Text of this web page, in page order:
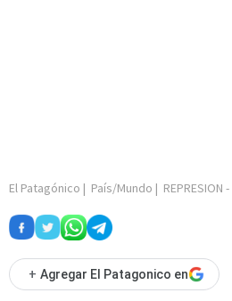
El Patagónico | País/Mundo | REPRESION -
+ Agregar El Patagonico en